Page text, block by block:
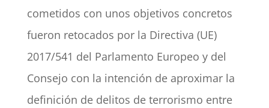
cometidos con unos objetivos concretos
fueron retocados por la Directiva (UE)
2017/541 del Parlamento Europeo y del
Consejo con la intención de aproximar la
definición de delitos de terrorismo entre